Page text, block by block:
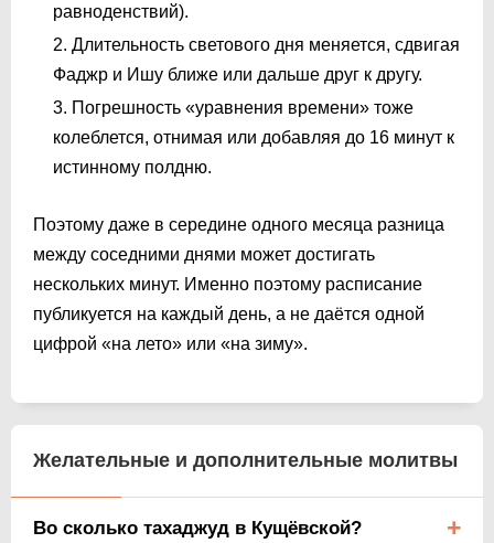
равноденствий).
Длительность светового дня меняется, сдвигая
Фаджр и Ишу ближе или дальше друг к другу.
Погрешность «уравнения времени» тоже
колеблется, отнимая или добавляя до 16 минут к
истинному полдню.
Поэтому даже в середине одного месяца разница
между соседними днями может достигать
нескольких минут. Именно поэтому расписание
публикуется на каждый день, а не даётся одной
цифрой «на лето» или «на зиму».
Желательные и дополнительные молитвы
Во сколько тахаджуд в Кущёвской?